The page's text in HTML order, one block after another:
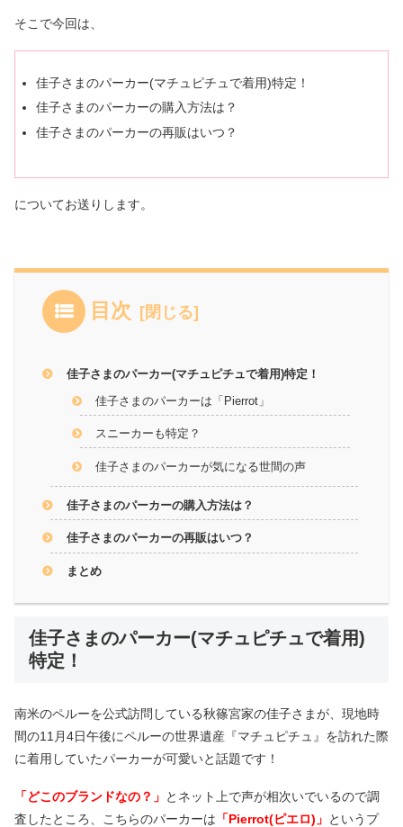
そこで今回は、
佳子さまのパーカー(マチュピチュで着用)特定！
佳子さまのパーカーの購入方法は？
佳子さまのパーカーの再販はいつ？
についてお送りします。
目次
佳子さまのパーカー(マチュピチュで着用)特定！
佳子さまのパーカーは「Pierrot」
スニーカーも特定？
佳子さまのパーカーが気になる世間の声
佳子さまのパーカーの購入方法は？
佳子さまのパーカーの再販はいつ？
まとめ
佳子さまのパーカー(マチュピチュで着用)
特定！
南米のペルーを公式訪問している秋篠宮家の佳子さまが、現地時
間の11月4日午後にペルーの世界遺産『マチュピチュ』を訪れた際
に着用していたパーカーが可愛いと話題です！
「どこのブランドなの？」 とネット上で声が相次いでいるので調
査したところ、こちらのパーカーは 「Pierrot(ピエロ)」 というプ